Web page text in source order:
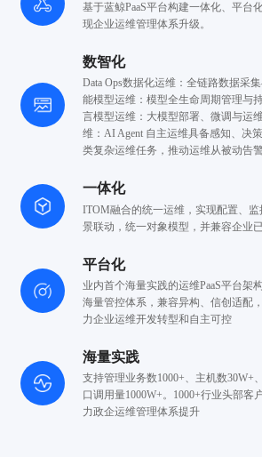
基于蓝鲸PaaS平台构建一体化、平台
现企业运维管理体系升级。
数智化
Data Ops数据化运维：全链路数据采
能模型运维：模型全生命周期管理与
言模型运维：大模型部署、微调与运
维：AI Agent 自主运维具备感知、决
类复杂运维任务，推动运维从被动告
一体化
ITOM融合的统一运维，实现配置、监
景联动，统一对象模型，并兼容企业
平台化
业内首个海量实践的运维PaaS平台架
海量管控体系，兼容异构、信创适配
力企业运维开发转型和自主可控
海量实践
支持管理业务数1000+、主机数30W+
口调用量1000W+。1000+行业头部客
力政企运维管理体系提升